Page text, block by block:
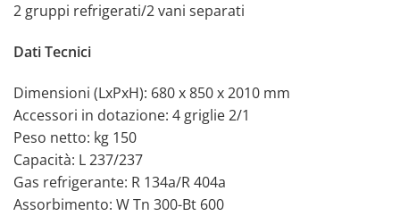
2 gruppi refrigerati/2 vani separati
Dati Tecnici
Dimensioni (LxPxH): 680 x 850 x 2010 mm
Accessori in dotazione: 4 griglie 2/1
Peso netto: kg 150
Capacità: L 237/237
Gas refrigerante: R 134a/R 404a
Assorbimento: W Tn 300-Bt 600